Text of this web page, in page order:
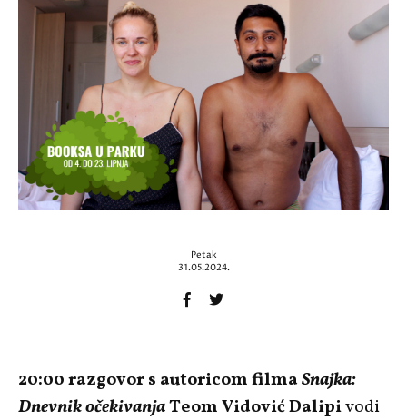
Petak
31.05.2024.
20:00 razgovor s autoricom filmaSnajka:
Dnevnik očekivanjaTeom Vidović Dalipivodi